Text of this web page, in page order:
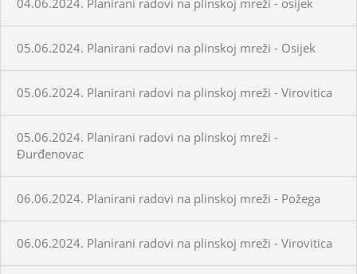
05.06.2024. Planirani radovi na plinskoj mreži - Osijek
05.06.2024. Planirani radovi na plinskoj mreži - Virovitica
05.06.2024. Planirani radovi na plinskoj mreži -
Đurđenovac
06.06.2024. Planirani radovi na plinskoj mreži - Požega
06.06.2024. Planirani radovi na plinskoj mreži - Virovitica